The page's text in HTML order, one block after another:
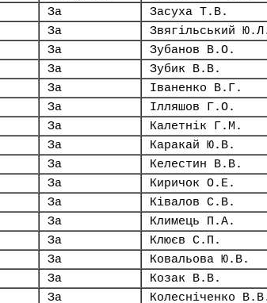
За Засуха Т.В.
За Звягільський
За Зубанов В.О.
За Зубик В.В.
За Іваненко В.Г.
За Ілляшов Г.О.
За Калетнік Г.М.
За Каракай Ю.В.
За Келестин В.В.
За Киричок О.Е.
За Ківалов С.В.
За Климець П.А.
За Клюєв С.П.
За Ковальова Ю.В.
За Козак В.В.
За Колесніченко